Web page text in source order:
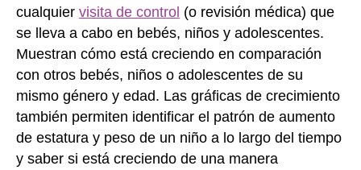
cualquier visita de control (o revisión médica) que
se lleva a cabo en bebés, niños y adolescentes.
Muestran cómo está creciendo en comparación
con otros bebés, niños o adolescentes de su
mismo género y edad. Las gráficas de crecimiento
también permiten identificar el patrón de aumento
de estatura y peso de un niño a lo largo del tiempo
y saber si está creciendo de una manera